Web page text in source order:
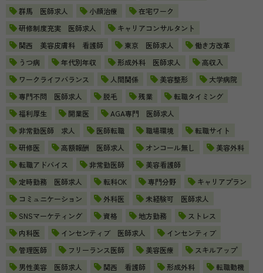
群馬 医師求人
小顔治療
在宅ワーク
研修制度充実 医師求人
キャリアコンサルタント
関西 美容皮膚科 看護師
東京 医師求人
働き方改革
うつ病
年代別年収 形成外科 医師求人
高収入
ワークライフバランス
人間関係 美容整形
大学病院
専門不問 医師求人
脱毛 残業
転職タイミング
福利厚生
開業医
AGA専門 医師求人
非常勤医師 求人
医師転職 職場環境
転職サイト
研修医
高額報酬 医師求人 オンコール無し
美容外科
転職アドバイス
非常勤医師
美容看護師
定時勤務 医師求人
転科OK 専門分野
キャリアプラン
コミュニケーション
外科医
未経験可 医師求人
SNSマーケティング
資格 地方勤務
ストレス
内科医
インセンティブ 医師求人
インセンティブ
管理医師
フリーランス医師 美容医療
スキルアップ
男性美容 医師求人
関西 看護師 形成外科
転職動機